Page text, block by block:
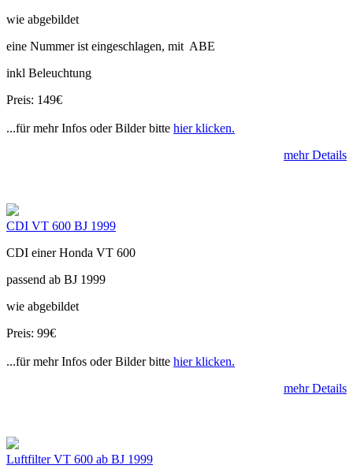
wie abgebildet
eine Nummer ist eingeschlagen, mit ABE
inkl Beleuchtung
Preis: 149€
...für mehr Infos oder Bilder bitte hier klicken.
mehr Details
CDI VT 600 BJ 1999
CDI einer Honda VT 600
passend ab BJ 1999
wie abgebildet
Preis: 99€
...für mehr Infos oder Bilder bitte hier klicken.
mehr Details
Luftfilter VT 600 ab BJ 1999